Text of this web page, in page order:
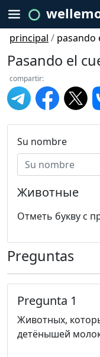
principal / pasando
Pasando el
compartir:
Su nombre
Животные
Отметь букву с
Preguntas
Pregunta 1
Животных,
детёнышей